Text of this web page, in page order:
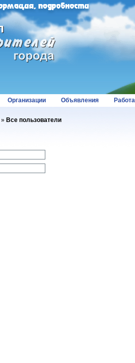
Организации Объявления
» Все пользователи